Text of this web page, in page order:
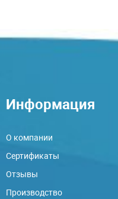
Информация
О компании
Сертификаты
Отзывы
Производство